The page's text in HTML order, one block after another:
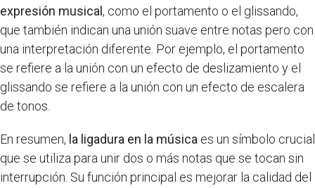
expresión musical , como el portamento o el glissando,
que también indican una unión suave entre notas pero con
una interpretación diferente. Por ejemplo, el portamento
se refiere a la unión con un efecto de deslizamiento y el
glissando se refiere a la unión con un efecto de escalera
de tonos.
En resumen, la ligadura en la música es un símbolo crucial
que se utiliza para unir dos o más notas que se tocan sin
interrupción. Su función principal es mejorar la calidad del